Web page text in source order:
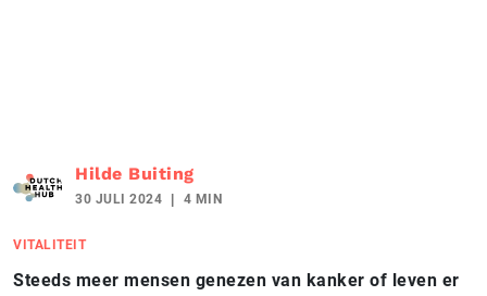
Hilde Buiting
30 JULI 2024 4 MIN
VITALITEIT
Steeds meer mensen genezen van kanker of leven er